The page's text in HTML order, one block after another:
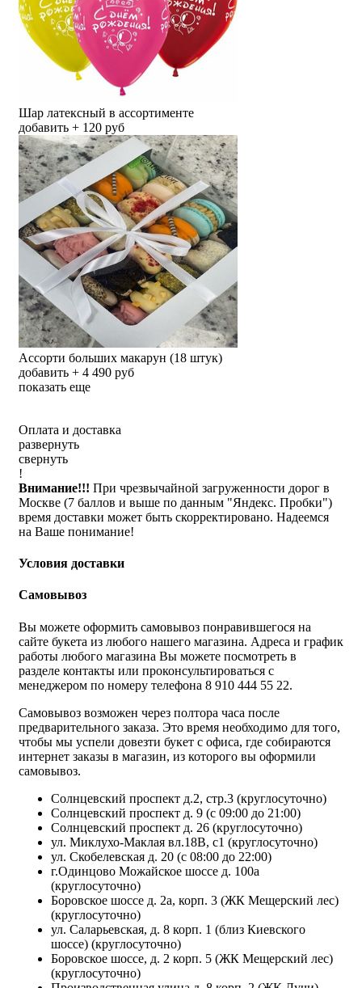
Шар латексный в ассортименте
добавить + 120 руб
Ассорти больших макарун (18 штук)
добавить + 4 490 руб
показать еще
Оплата и доставка
развернуть
свернуть
!
Внимание!!! При чрезвычайной загруженности дорог в
Москве (7 баллов и выше по данным "Яндекс. Пробки")
время доставки может быть скорректировано. Надеемся
на Ваше понимание!
Условия доставки
Самовывоз
Вы можете оформить самовывоз понравившегося на
сайте букета из любого нашего магазина. Адреса и график
работы любого магазина Вы можете посмотреть в
разделе контакты или проконсультироваться с
менеджером по номеру телефона 8 910 444 55 22.
Самовывоз возможен через полтора часа после
предварительного заказа. Это время необходимо для того,
чтобы мы успели довезти букет с офиса, где собираются
интернет заказы в магазин, из которого вы оформили
самовывоз.
Солнцевский проспект д.2, стр.3 (круглосуточно)
Солнцевский проспект д. 9 (с 09:00 до 21:00)
Солнцевский проспект д. 26 (круглосуточно)
ул. Миклухо-Маклая вл.18В, с1 (круглосуточно)
ул. Скобелевская д. 20 (с 08:00 до 22:00)
г.Одинцово Можайское шоссе д. 100а
(круглосуточно)
Боровское шоссе д. 2а, корп. 3 (ЖК Мещерский лес)
(круглосуточно)
ул. Саларьевская, д. 8 корп. 1 (близ Киевского
шоссе) (круглосуточно)
Боровское шоссе, д. 2 корп. 5 (ЖК Мещерский лес)
(круглосуточно)